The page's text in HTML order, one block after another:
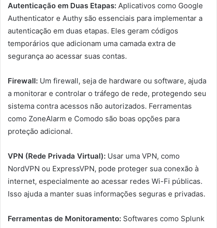
Autenticação em Duas Etapas: Aplicativos como Google
Authenticator e Authy são essenciais para implementar a
autenticação em duas etapas. Eles geram códigos
temporários que adicionam uma camada extra de
segurança ao acessar suas contas.
Firewall: Um firewall, seja de hardware ou software, ajuda
a monitorar e controlar o tráfego de rede, protegendo seu
sistema contra acessos não autorizados. Ferramentas
como ZoneAlarm e Comodo são boas opções para
proteção adicional.
VPN (Rede Privada Virtual): Usar uma VPN, como
NordVPN ou ExpressVPN, pode proteger sua conexão à
internet, especialmente ao acessar redes Wi-Fi públicas.
Isso ajuda a manter suas informações seguras e privadas.
Ferramentas de Monitoramento: Softwares como Splunk